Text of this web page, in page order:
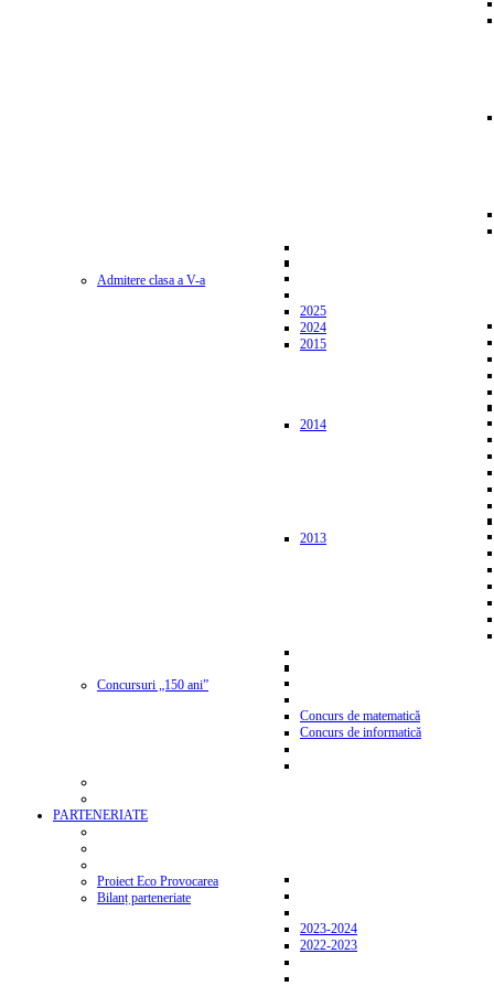
Admitere clasa a V-a
2025
2024
2015
2014
2013
Concursuri „150 ani”
Concurs de matematică
Concurs de informatică
PARTENERIATE
Proiect Eco Provocarea
Bilanț parteneriate
2023-2024
2022-2023